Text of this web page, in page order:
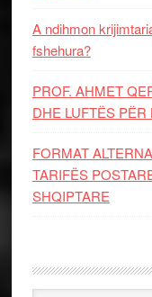
A ndihmon
fshehura?
PROF. AHMET
DHE LUFTЁS PЁR
FORMAT
TARIFËS
SHQIPTARE